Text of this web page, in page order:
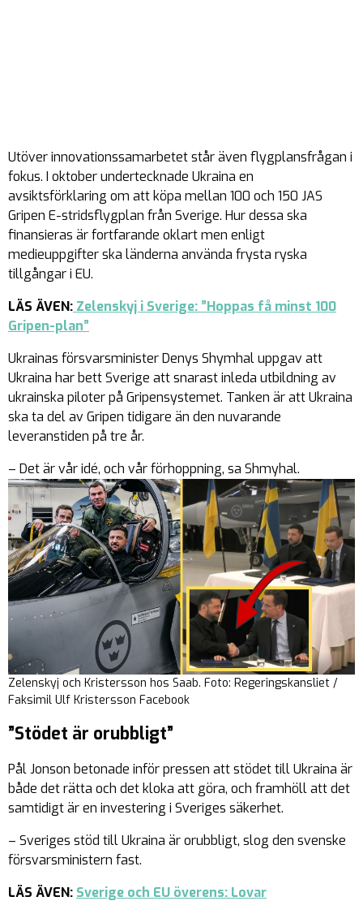
Utöver innovationssamarbetet står även flygplansfrågan i
fokus. I oktober undertecknade Ukraina en
avsiktsförklaring om att köpa mellan 100 och 150 JAS
Gripen E-stridsflygplan från Sverige. Hur dessa ska
finansieras är fortfarande oklart men enligt
medieuppgifter ska länderna använda frysta ryska
tillgångar i EU.
LÄS ÄVEN: Zelenskyj i Sverige: ”Hoppas få minst 100
Gripen-plan”
Ukrainas försvarsminister Denys Shymhal uppgav att
Ukraina har bett Sverige att snarast inleda utbildning av
ukrainska piloter på Gripensystemet. Tanken är att Ukraina
ska ta del av Gripen tidigare än den nuvarande
leveranstiden på tre år.
– Det är vår idé, och vår förhoppning, sa Shmyhal.
Zelenskyj och Kristersson hos Saab. Foto: Regeringskansliet /
Faksimil Ulf Kristersson Facebook
”Stödet är orubbligt”
Pål Jonson betonade inför pressen att stödet till Ukraina är
både det rätta och det kloka att göra, och framhöll att det
samtidigt är en investering i Sveriges säkerhet.
– Sveriges stöd till Ukraina är orubbligt, slog den svenske
försvarsministern fast.
LÄS ÄVEN: Sverige och EU överens: Lovar